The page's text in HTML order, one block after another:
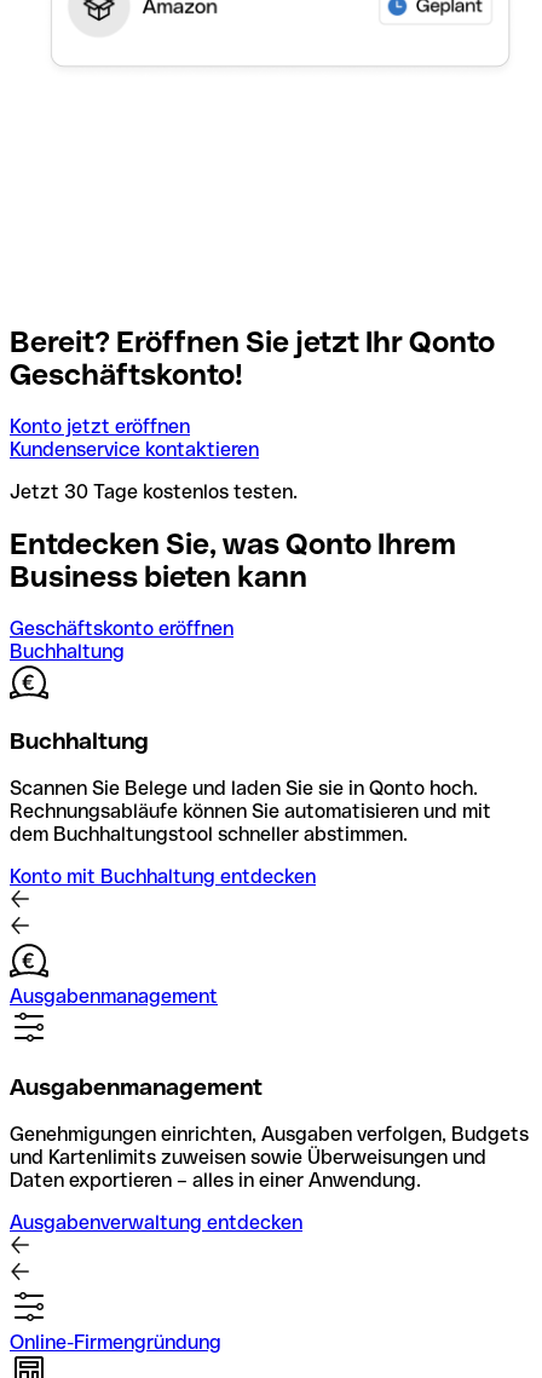
Bereit? Eröffnen Sie jetzt Ihr Qonto
Geschäftskonto!
Konto jetzt eröffnen
Kundenservice kontaktieren
Jetzt 30 Tage kostenlos testen.
Entdecken Sie, was Qonto Ihrem
Business bieten kann
Geschäftskonto eröffnen
Buchhaltung
Buchhaltung
Scannen Sie Belege und laden Sie sie in Qonto hoch.
Rechnungsabläufe können Sie automatisieren und mit
dem Buchhaltungstool schneller abstimmen.
Konto mit Buchhaltung entdecken
Ausgabenmanagement
Ausgabenmanagement
Genehmigungen einrichten, Ausgaben verfolgen, Budgets
und Kartenlimits zuweisen sowie Überweisungen und
Daten exportieren – alles in einer Anwendung.
Ausgabenverwaltung entdecken
Online-Firmengründung